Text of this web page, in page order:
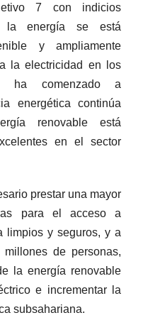
7 con indicios
la energía se está
y ampliamente
la electricidad en los
ha comenzado a
energética continúa
renovable está
en el sector
prestar una mayor
para el acceso a
limpios y seguros, y a
de personas,
la energía renovable
e incrementar la
subsahariana.